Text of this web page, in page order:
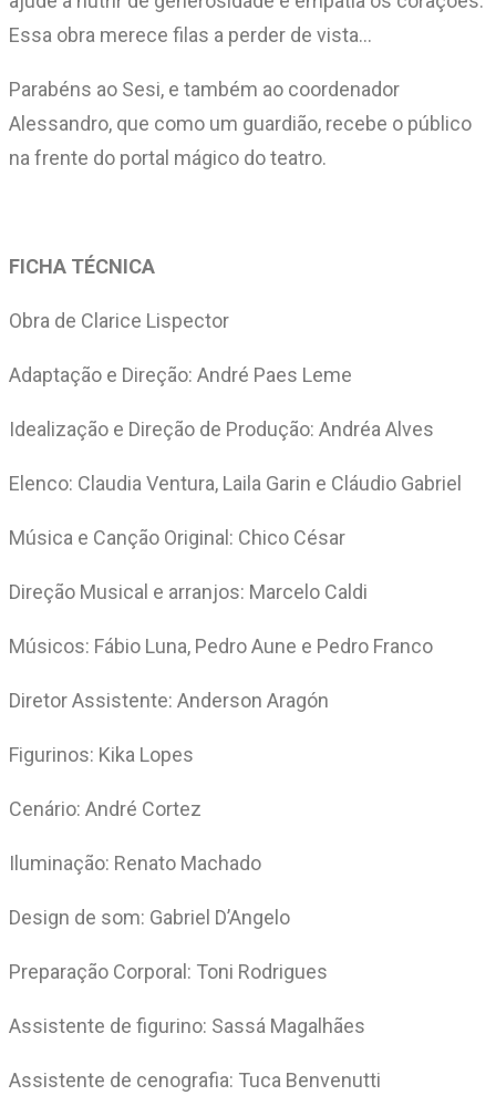
Essa obra merece filas a perder de vista…
Parabéns ao Sesi, e também ao coordenador
Alessandro, que como um guardião, recebe o público
na frente do portal mágico do teatro.
FICHA TÉCNICA
Obra de Clarice Lispector
Adaptação e Direção: André Paes Leme
Idealização e Direção de Produção: Andréa Alves
Elenco: Claudia Ventura, Laila Garin e Cláudio Gabriel
Música e Canção Original: Chico César
Direção Musical e arranjos: Marcelo Caldi
Músicos: Fábio Luna, Pedro Aune e Pedro Franco
Diretor Assistente: Anderson Aragón
Figurinos: Kika Lopes
Cenário: André Cortez
Iluminação: Renato Machado
Design de som: Gabriel D’Angelo
Preparação Corporal: Toni Rodrigues
Assistente de figurino: Sassá Magalhães
Assistente de cenografia: Tuca Benvenutti